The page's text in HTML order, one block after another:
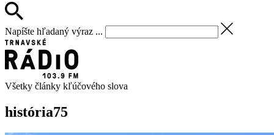
Napíšte hľadaný výraz ...
Všetky články kľúčového slova
história75